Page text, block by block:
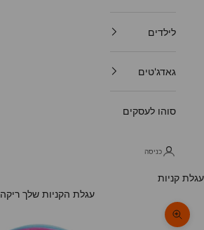
לילדים
גאדג'טים
סוהו לעסקים
כניסה
עגלת קניות
עגלת הקניות שלך ריקה
תקריב